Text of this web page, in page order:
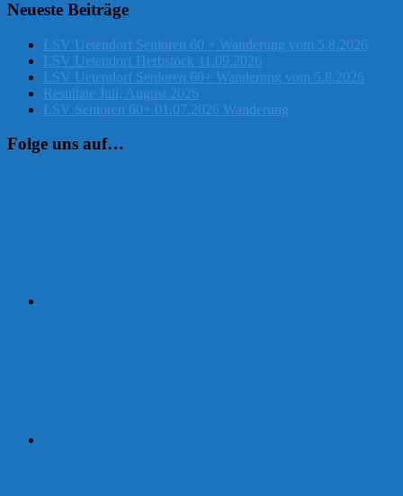
Neueste Beiträge
LSV Uetendorf Senioren 60 + Wanderung vom 5.8.2026
LSV Uetendorf Herbstöck 11.09.2026
LSV Uetendorf Senioren 60+ Wanderung vom 5.8.2026
Resultate Juli, August 2026
LSV Senioren 60+ 01.07.2026 Wanderung
Folge uns auf…